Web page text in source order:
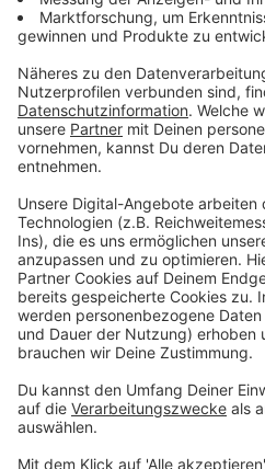
Seine Idee: "Lasst die
Deutschland anfangen zu
einmal an und wir ziehen die
ist in vielen Berufen
Diekmann. Er schiebt ein,
Zertifikatsnachweis-Pflicht
Schritt nicht möglich wäre.
einer Designerin wäre so
betont er.
Deutschland leidet
Fachkräftemangel, über 2
fehlen. Für Markus
Chance: "Wenn wir alle eine
Kopf fällen: Nämlich nicht,
Ukraine uns dankbar sein